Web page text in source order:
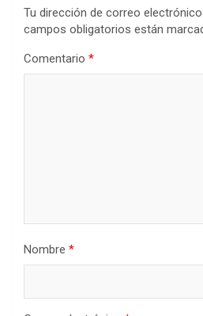
Tu dirección de correo
campos obligatorios están
Comentario *
Nombre *